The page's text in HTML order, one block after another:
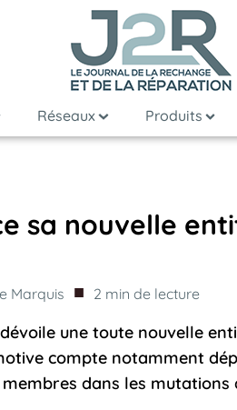
Réseaux Produits
sa nouvelle
Marquis ■ 2 min de lecture
une toute nouvelle
compte notamment
dans les mutations